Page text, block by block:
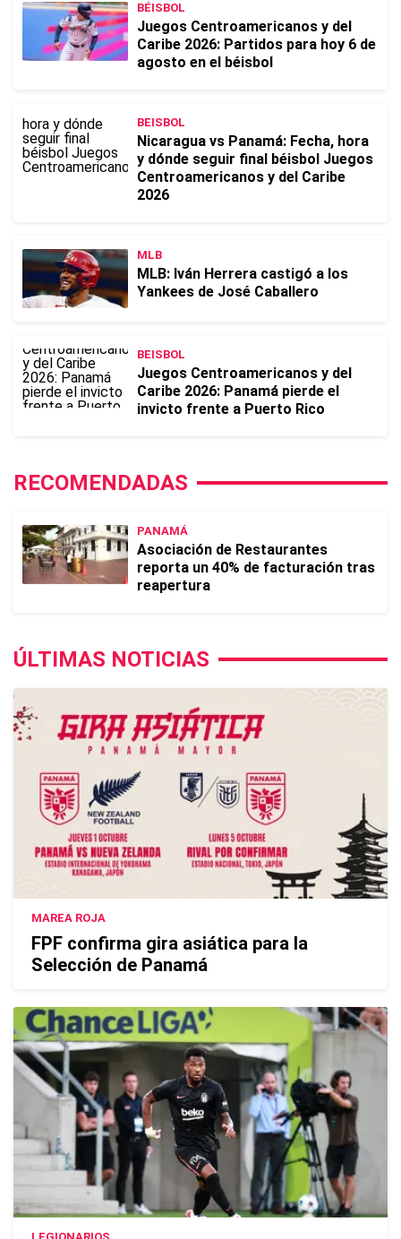
BÉISBOL
Juegos Centroamericanos y del
Caribe 2026: Partidos para hoy 6 de
agosto en el béisbol
BEISBOL
Nicaragua vs Panamá: Fecha, hora
y dónde seguir final béisbol Juegos
Centroamericanos y del Caribe
2026
MLB
MLB: Iván Herrera castigó a los
Yankees de José Caballero
BEISBOL
Juegos Centroamericanos y del
Caribe 2026: Panamá pierde el
invicto frente a Puerto Rico
RECOMENDADAS
PANAMÁ
Asociación de Restaurantes
reporta un 40% de facturación tras
reapertura
ÚLTIMAS NOTICIAS
MAREA ROJA
FPF confirma gira asiática para la
Selección de Panamá